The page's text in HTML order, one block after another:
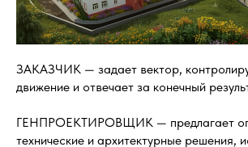
ЗАКАЗЧИК — задает вектор,
движение и отвечает за конечный
ГЕНПРОЕКТИРОВЩИК — предлагает
технические и архитектурные решения,